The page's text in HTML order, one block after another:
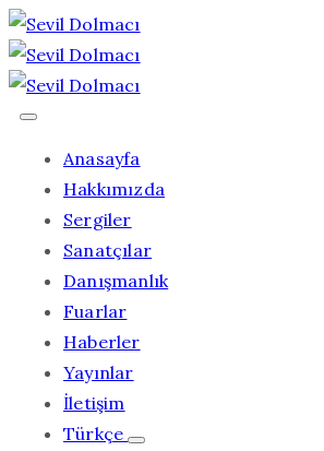
Anasayfa
Hakkımızda
Sergiler
Sanatçılar
Danışmanlık
Fuarlar
Haberler
Yayınlar
İletişim
Türkçe